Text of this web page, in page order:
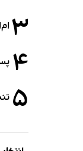
۳
۴
۵